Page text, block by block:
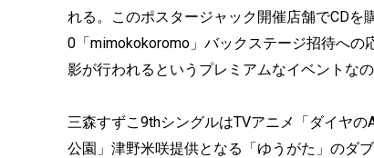
れる。このポスタージャック開催店舗でCD
0「mimokokoromo」バックステージ招待へ
影が行われるというプレミアムなイベントな
三森すずこ9thシングルはTVアニメ「ダイヤ
公園」津野米咲提供となる「ゆうがた」のダ